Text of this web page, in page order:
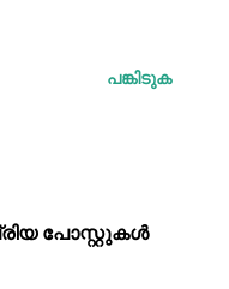
പങ്കിടുക
പോസ്റ്റുകള്‍‌